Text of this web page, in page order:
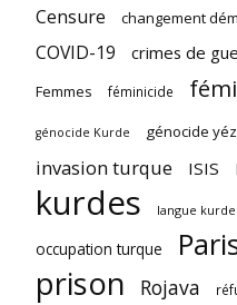
Censure changement
COVID-19 crimes de
Femmes féminicide
génocide Kurde génocide
invasion turque ISIS
kurdes langue kurde
occupation turque
prison Rojava